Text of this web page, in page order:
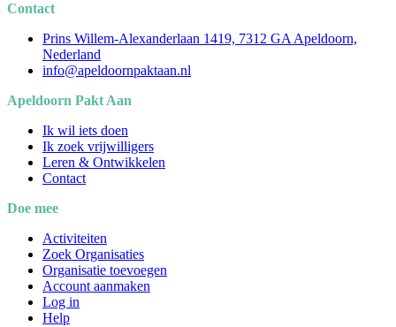
Contact
Prins Willem-Alexanderlaan 1419, 7312 GA Apeldoorn,
Nederland
info@apeldoornpaktaan.nl
Apeldoorn Pakt Aan
Ik wil iets doen
Ik zoek vrijwilligers
Leren & Ontwikkelen
Contact
Doe mee
Activiteiten
Zoek Organisaties
Organisatie toevoegen
Account aanmaken
Log in
Help